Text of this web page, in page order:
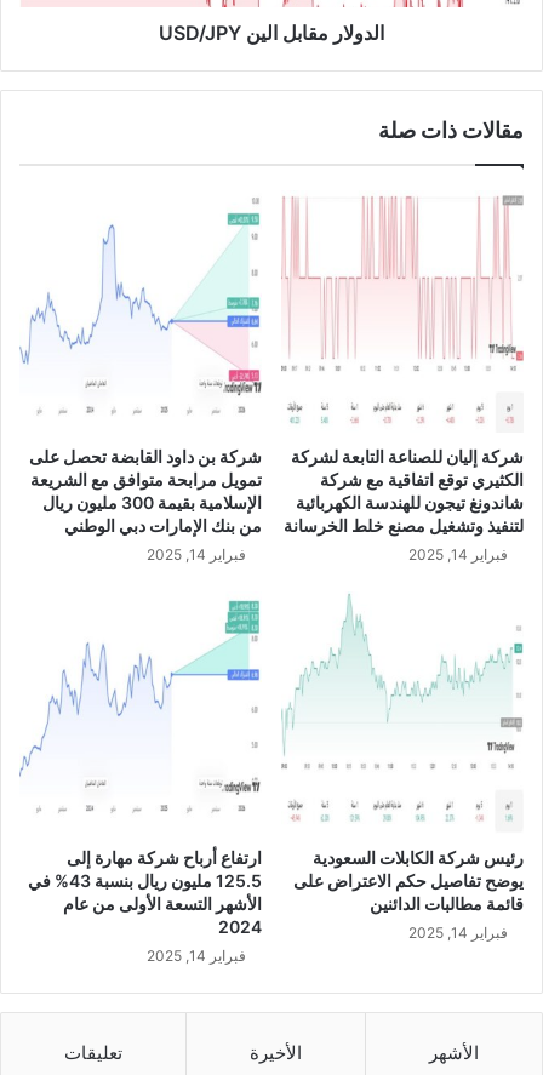
ع
ك
ه
و
ت
ح
س
ي
م
ا
ت
ه
م
ي
ل
ق
ل
U
/
Y
الدولار مقابل الين USD/JPY
مقالات ذات صلة
شركة إليان للصناعة التابعة لشركة
الكثيري توقع اتفاقية مع شركة
شاندونغ تيجون للهندسة الكهربائية
لتنفيذ وتشغيل مصنع خلط الخرسانة
فبراير 14, 2025
شركة بن داود القابضة تحصل على
تمويل مرابحة متوافق مع الشريعة
الإسلامية بقيمة 300 مليون ريال
من بنك الإمارات دبي الوطني
فبراير 14, 2025
رئيس شركة الكابلات السعودية
يوضح تفاصيل حكم الاعتراض على
قائمة مطالبات الدائنين
فبراير 14, 2025
ارتفاع أرباح شركة مهارة إلى
125.5 مليون ريال بنسبة 43% في
الأشهر التسعة الأولى من عام
2024
فبراير 14, 2025
الأشهر الأخيرة تعليقات